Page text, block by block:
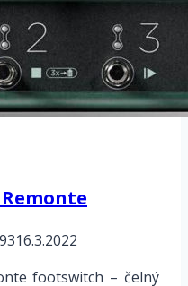
16.3.2022
footswitch – čelný